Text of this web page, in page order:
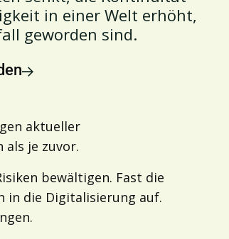
in einer Welt erhöht,
geworden sind.
aktueller
als je zuvor.
bewältigen. Fast die
in die Digitalisierung auf.